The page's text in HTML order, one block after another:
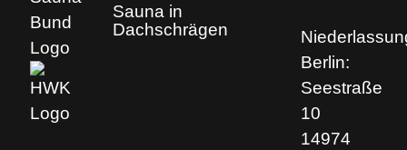
Sauna in
Dachschrägen
Berlin:
Seestraße
10
14974